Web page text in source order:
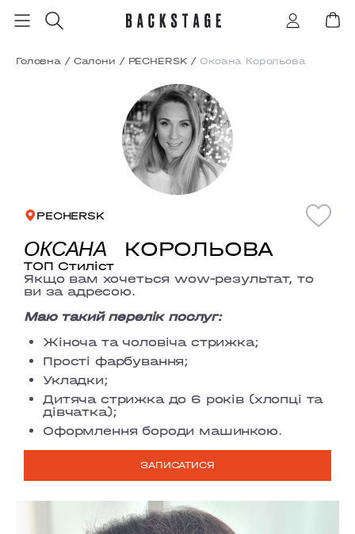
Головна / Салони / PECHERSK / Оксана Корольова
PECHERSK
ОКСАНА КОРОЛЬОВА
ТОП Стиліст
Якщо вам хочеться wow-результат, то
ви за адресою.
Маю такий перелік послуг:
Жіноча та чоловіча стрижка;
Прості фарбування;
Укладки;
Дитяча стрижка до 6 років (хлопці та
дівчатка);
Оформлення бороди машинкою.
ЗАПИСАТИСЯ